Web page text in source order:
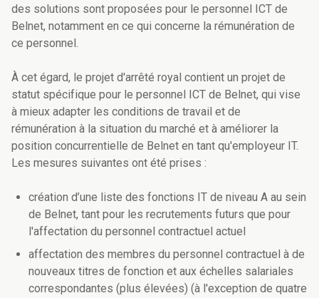
des solutions sont proposées pour le personnel ICT de
Belnet, notamment en ce qui concerne la rémunération de
ce personnel.
À cet égard, le projet d'arrêté royal contient un projet de
statut spécifique pour le personnel ICT de Belnet, qui vise
à mieux adapter les conditions de travail et de
rémunération à la situation du marché et à améliorer la
position concurrentielle de Belnet en tant qu'employeur IT.
Les mesures suivantes ont été prises :
création d’une liste des fonctions IT de niveau A au sein
de Belnet, tant pour les recrutements futurs que pour
l'affectation du personnel contractuel actuel
affectation des membres du personnel contractuel à de
nouveaux titres de fonction et aux échelles salariales
correspondantes (plus élevées) (à l'exception de quatre